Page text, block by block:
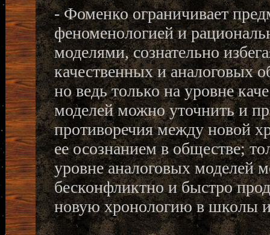
- Фоменко ограничивает
феноменологией и
моделями, сознательно
качественных и аналоговых
но ведь только на уровне
моделей можно уточнить и
противоречия между новой
ее осознанием в обществе;
уровне аналоговых моделей
бесконфликтно и быстро
новую хронологию в школы